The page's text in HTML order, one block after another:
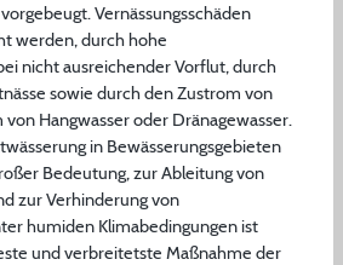
Vernässungsschäden
werden, durch hohe
nicht ausreichender Vorflut, durch
sowie durch den Zustrom von
Hangwasser oder Dränagewasser.
in Bewässerungsgebieten
Bedeutung, zur Ableitung von
zur Verhinderung von
humiden Klimabedingungen ist
und verbreitetste Maßnahme der